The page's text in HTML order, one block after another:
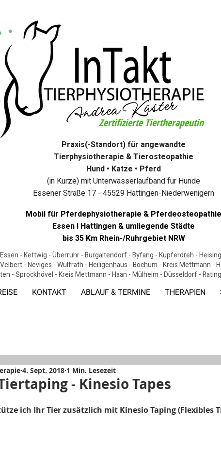
Praxis(-Standort) für angewandte
Tierphysiotherapie & Tierosteopathie
Hund • Katze • Pferd
(in Kürze) mit Unterwasserlaufband für Hunde
Essener Straße 17 - 45529 Hattingen-Niederwenigern
Mobil für Pferdephysiotherapie & Pferdeosteopathie
Essen I Hattingen & umliegende Städte
bis 35 Km Rhein-/Ruhrgebiet NRW
Zertifizierte Tiertherapeutin
- Kettwig - Überruhr - Burgaltendorf - Byfang - Kupferdreh -
- Neviges - Wülfrath - Heiligenhaus - Bochum - Kreis Mettmann -
- Sprockhövel - Kreis Mettmann - Haan - Mülheim - Düsseldorf -
KONTAKT ABLAUF & TERMINE THERAPIEN
- Kinesio Tapes
4. Sept. 2018 1 Min. Lesezeit
ich Ihr Tier zusätzlich mit Kinesio Taping (Flexibles